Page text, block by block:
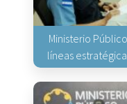
Ministerio
líneas